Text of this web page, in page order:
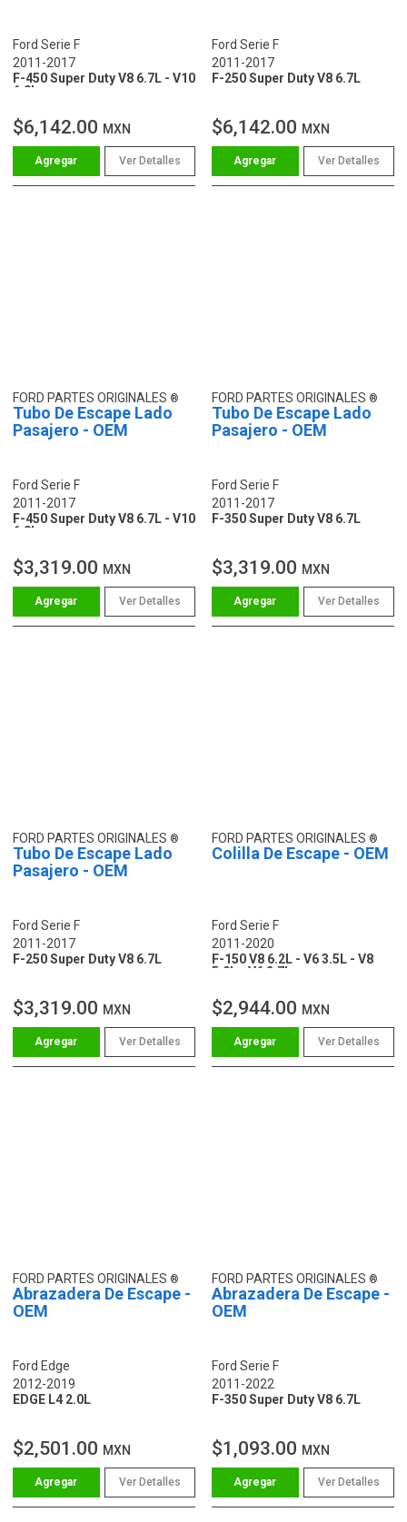
Ford Serie F
2011-2017
F-450 Super Duty V8 6.7L - V10
6.8L
$6,142.00 MXN
Ver Detalles
Ford Serie F
2011-2017
F-250 Super Duty V8 6.7L
$6,142.00 MXN
Ver Detalles
FORD PARTES ORIGINALES
Tubo De Escape Lado
Pasajero - OEM
Ford Serie F
2011-2017
F-450 Super Duty V8 6.7L - V10
6.8L
$3,319.00 MXN
Ver Detalles
FORD PARTES ORIGINALES
Tubo De Escape Lado
Pasajero - OEM
Ford Serie F
2011-2017
F-350 Super Duty V8 6.7L
$3,319.00 MXN
Ver Detalles
FORD PARTES ORIGINALES
Tubo De Escape Lado
Pasajero - OEM
Ford Serie F
2011-2017
F-250 Super Duty V8 6.7L
$3,319.00 MXN
Ver Detalles
FORD PARTES ORIGINALES
Colilla De Escape - OEM
Ford Serie F
2011-2020
F-150 V8 6.2L - V6 3.5L - V8
5.0L - V6 2.7L
$2,944.00 MXN
Ver Detalles
FORD PARTES ORIGINALES
Abrazadera De Escape -
OEM
Ford Edge
2012-2019
EDGE L4 2.0L
$2,501.00 MXN
Ver Detalles
FORD PARTES ORIGINALES
Abrazadera De Escape -
OEM
Ford Serie F
2011-2022
F-350 Super Duty V8 6.7L
$1,093.00 MXN
Ver Detalles